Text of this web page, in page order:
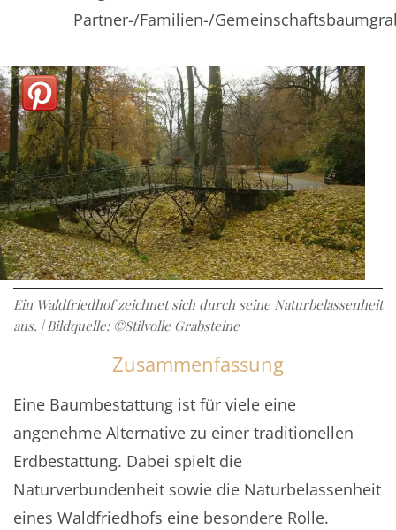
Partner-/Familien-/
Ein Waldfriedhof zeichnet sich durch seine Naturbelassenheit
aus. | Bildquelle: ©Stilvolle Grabsteine
Zusammenfassung
Eine Baumbestattung ist für viele eine
angenehme Alternative zu einer traditionellen
Erdbestattung. Dabei spielt die
Naturverbundenheit sowie die Naturbelassenheit
eines Waldfriedhofs eine besondere Rolle.